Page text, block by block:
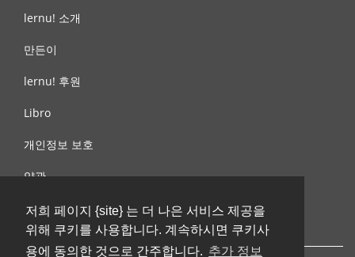
저희 페이지 {site} 는 더 나은 서비스 제공을
위해 쿠키를 사용합니다. 계속하시면 쿠키사
용에 동의한 것으로 간주합니다. 추가 정보
lernu! 소개
만든이
lernu! 후원
Libro
개인정보 보호
약관
제안, 문의